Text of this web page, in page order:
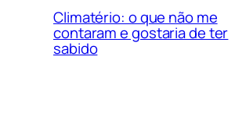
Climatério: o que não me
contaram e gostaria de ter
sabido